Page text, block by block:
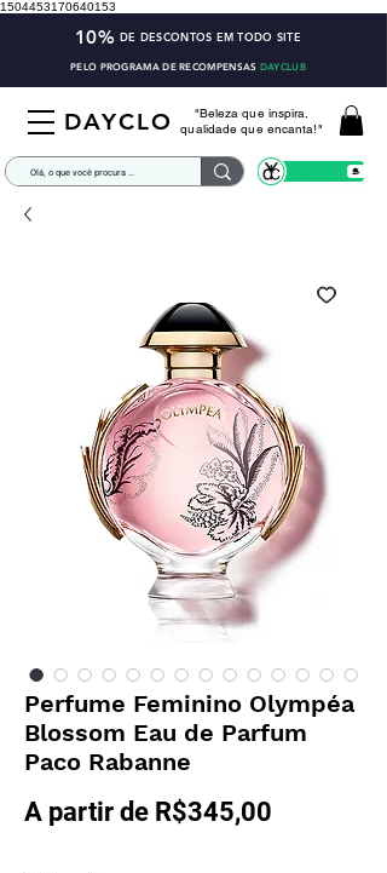
1504453170640153
10% DE DESCONTOS EM TODO SITE
PELO PROGRAMA DE RECOMPENSAS DAYCLUB
DAYCLO
"Beleza que inspira,
qualidade que encanta!"
Perfume Feminino Olympéa
Blossom Eau de Parfum
Paco Rabanne
A partir de R$345,00